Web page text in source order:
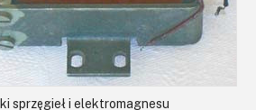
sprzęgieł i elektromagnesu